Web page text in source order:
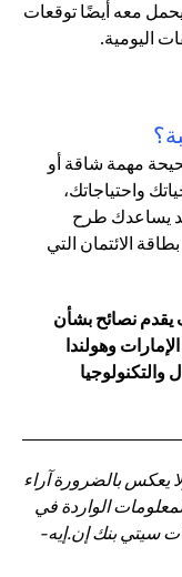
يحمل معه أيضًا توقعات
اليومية.
مهمة شاقة أو
واحتياجاتك،
يساعدك طرح
الائتمان التي
نصائح بشأن
وهولندا
يعكس بالضرورة آراء
الواردة في
سيتي بنك إن.إيه-